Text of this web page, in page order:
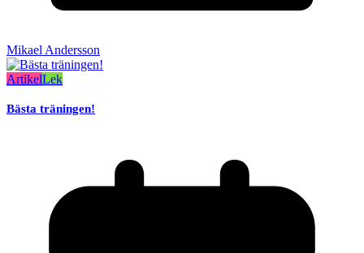
Mikael Andersson
ArtikelLek
Bästa träningen!